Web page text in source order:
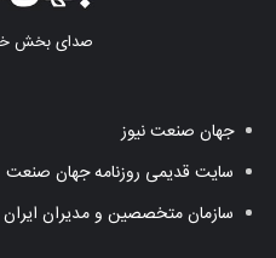
صدای بخش
جهان صنعت نیوز
سایت قدیمی روزنامه جهان صنعت
سازمان متخصصین و مدیران ایران